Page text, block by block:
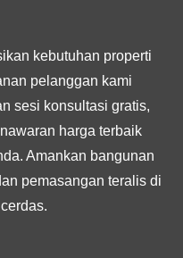
kebutuhan properti
pelanggan kami
sesi konsultasi gratis,
harga terbaik
Amankan bangunan
pemasangan teralis di